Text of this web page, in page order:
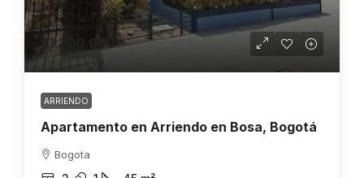
$1.200.000
ARRIENDO
Apartamento en Arriendo en Bosa, Bogotá
Bogota